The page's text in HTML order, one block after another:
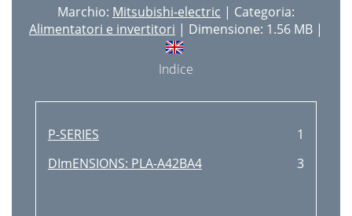
Marchio: Mitsubishi-electric | Categoria:
Alimentatori e invertitori | Dimensione: 1.56 MB |
Indice
P-SERIES
1
DImENSIONS: PLA-A42BA4
3